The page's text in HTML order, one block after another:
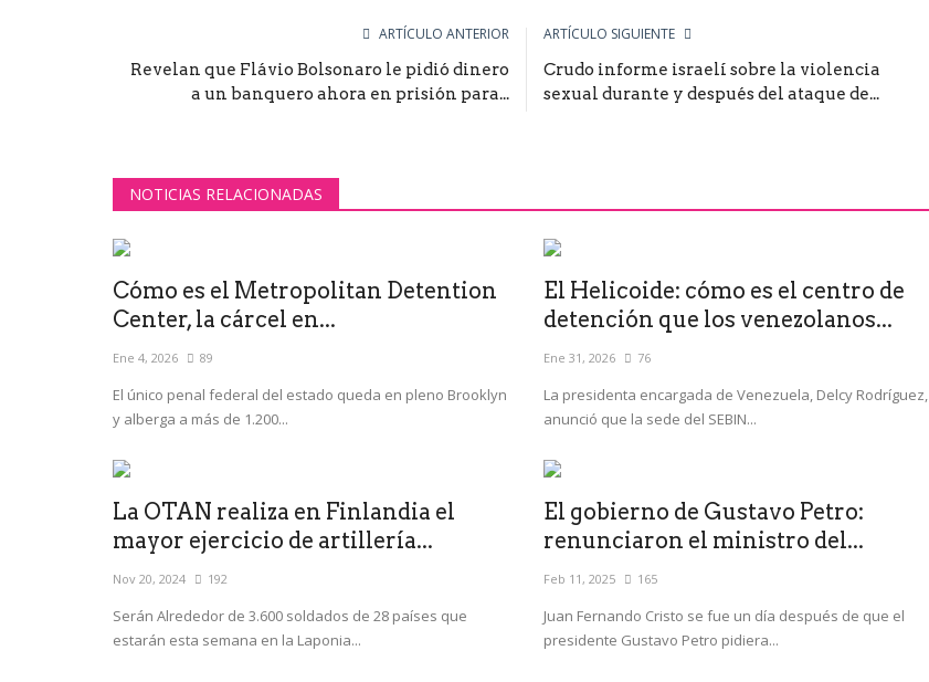
ARTÍCULO ANTERIOR
Revelan que Flávio Bolsonaro le pidió dinero
a un banquero ahora en prisión para...
ARTÍCULO SIGUIENTE
Crudo informe israelí sobre la violencia
sexual durante y después del ataque de...
NOTICIAS RELACIONADAS
Cómo es el Metropolitan Detention
Center, la cárcel en...
Ene 4, 2026 89
El único penal federal del estado queda en pleno Brooklyn
y alberga a más de 1.200...
El Helicoide: cómo es el centro de
detención que los venezolanos...
Ene 31, 2026 76
La presidenta encargada de Venezuela, Delcy Rodríguez,
anunció que la sede del SEBIN...
La OTAN realiza en Finlandia el
mayor ejercicio de artillería...
Nov 20, 2024 192
Serán Alrededor de 3.600 soldados de 28 países que
estarán esta semana en la Laponia...
El gobierno de Gustavo Petro:
renunciaron el ministro del...
Feb 11, 2025 165
Juan Fernando Cristo se fue un día después de que el
presidente Gustavo Petro pidiera...